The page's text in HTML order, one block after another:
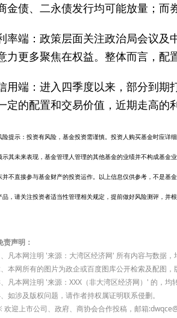
金债、二永债发行均可能放量；而
率端：政策层面关注政治局会议及
力更多聚焦在权益。整体而言，配
用端：进入四季度以来，部分到期
定的配置和交易价值，近期走高的
险提示：投资有风险，基金投资需谨慎。投资人购买基金时应详
示其未来表现，基金管理人管理的其他基金的业绩并不构成基金
并不直接参与基金财产的投资运作。以上信息仅供参考，不是基
品，请关注投资者适当性管理相关规定，提前做好风险测评，并
责声明：
凡本网注明 '来源：大湾区经济网' 所有内容与数据
本网所有的图片为政企或百度图库公开检索及配图
凡本网注明 '来源：XXX（非大湾区经济网）' 的，
如涉及版权问题，请作者持权属证明联系侵删。
欢迎上市公司、政府、商协会合作投稿，邮箱